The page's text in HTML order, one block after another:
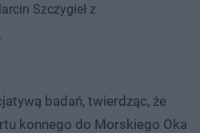
Szczygieł z
badań, twierdząc, że
konnego do Morskiego Oka